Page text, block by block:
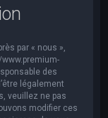
par « nous »,
des
légalement
veuillez ne pas
modifier ces